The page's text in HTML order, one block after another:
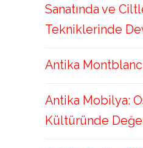
Sanatında ve
Tekniklerinde
Antika
Antika Mobilya:
Kültüründe